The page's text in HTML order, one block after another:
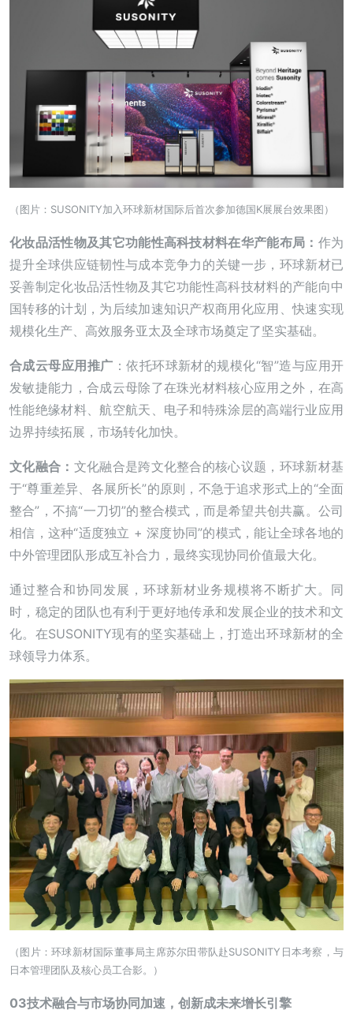
（图片：SUSONITY加入环球新材国际后首次参加德国K展展台效果图）
化妆品活性物及其它功能性高科技材料在华产能布局： 作为
提升全球供应链韧性与成本竞争力的关键一步，环球新材已
妥善制定化妆品活性物及其它功能性高科技材料的产能向中
国转移的计划，为后续加速知识产权商用化应用、快速实现
规模化生产、高效服务亚太及全球市场奠定了坚实基础。
合成云母应用推广 ：依托环球新材的规模化“智”造与应用开
发敏捷能力，合成云母除了在珠光材料核心应用之外，在高
性能绝缘材料、航空航天、电子和特殊涂层的高端行业应用
边界持续拓展，市场转化加快。
文化融合： 文化融合是跨文化整合的核心议题，环球新材基
于“尊重差异、各展所长”的原则，不急于追求形式上的“全面
整合”，不搞“一刀切”的整合模式，而是希望共创共赢。公司
相信，这种“适度独立 + 深度协同”的模式，能让全球各地的
中外管理团队形成互补合力，最终实现协同价值最大化。
通过整合和协同发展，环球新材业务规模将不断扩大。同
时，稳定的团队也有利于更好地传承和发展企业的技术和文
化。在SUSONITY现有的坚实基础上，打造出环球新材的全
球领导力体系。
（图片：环球新材国际董事局主席苏尔田带队赴SUSONITY日本考察，与
日本管理团队及核心员工合影。）
03技术融合与市场协同加速，创新成未来增长引擎